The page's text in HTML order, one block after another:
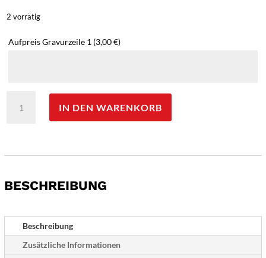
2 vorrätig
Aufpreis Gravurzeile 1 (3,00 €)
Solingen
Taschenmesser,
Gravur
möglich
Klingenrückseite
)
Menge
IN DEN WARENKORB
BESCHREIBUNG
Beschreibung
Zusätzliche Informationen